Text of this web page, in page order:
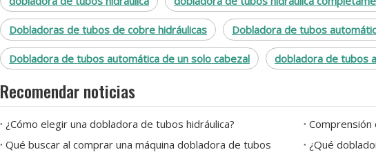
Dobladoras de tubos de cobre hidráulicas Dobladora de tubos
Dobladora de tubos automática de un solo cabezal dobladora de tubos
Recomendar noticias
¿Cómo elegir una dobladora de tubos hidráulica?
Qué buscar al comprar una máquina dobladora de tubos